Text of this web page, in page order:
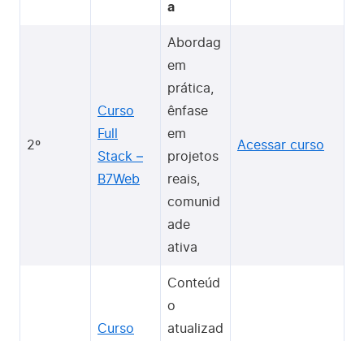
a
2º
Curso
Full
Stack –
B7Web
Abordag
em
prática,
ênfase
em
projetos
reais,
comunid
ade
ativa
Acessar curso
Curso
Conteúd
o
atualizad